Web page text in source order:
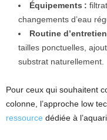
Équipements :
changements d’eau
Routine
tailles ponctuelles,
substrat naturellement.
Pour ceux qui souhaitent
colonne, l’approche low
ressource dédiée à